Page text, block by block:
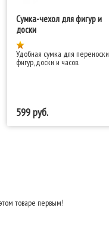
Сумка-чехол для фигур и
доски
Удобная сумка для переноски
фигур, доски и часов.
599
товаре первым!